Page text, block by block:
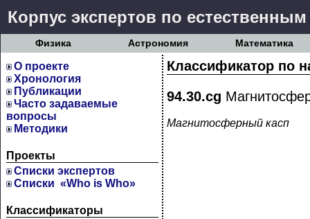
Корпус экспертов по
Физика Астрономия Математика
О проекте
Хронология
Публикации
Часто задаваемые
вопросы
Методики
Проекты
Cписки экспертов
Списки «Who is Who»
Классификаторы
Классификатор по
94.30.cg
Магнитосферный касп